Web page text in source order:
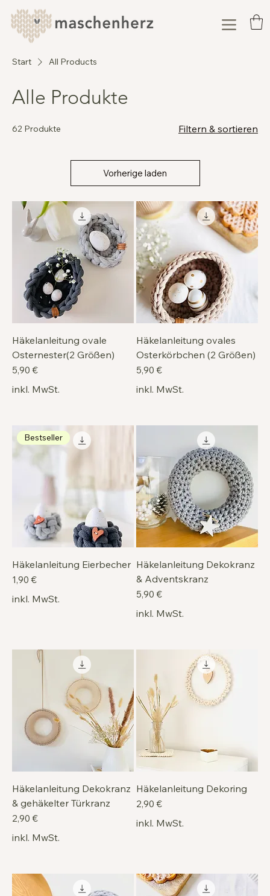
Start All Products
Alle Produkte
62 Produkte Filtern & sortieren
Vorherige laden
Häkelanleitung ovale
Osternester(2 Größen)
Preis
5,90 €
inkl. MwSt.
Häkelanleitung ovales
Osterkörbchen (2 Größen)
Preis
5,90 €
inkl. MwSt.
Bestseller
Häkelanleitung Eierbecher
Preis
1,90 €
inkl. MwSt.
Häkelanleitung Dekokranz
& Adventskranz
Preis
5,90 €
inkl. MwSt.
Häkelanleitung Dekokranz
& gehäkelter Türkranz
Preis
2,90 €
inkl. MwSt.
Häkelanleitung Dekoring
Preis
2,90 €
inkl. MwSt.